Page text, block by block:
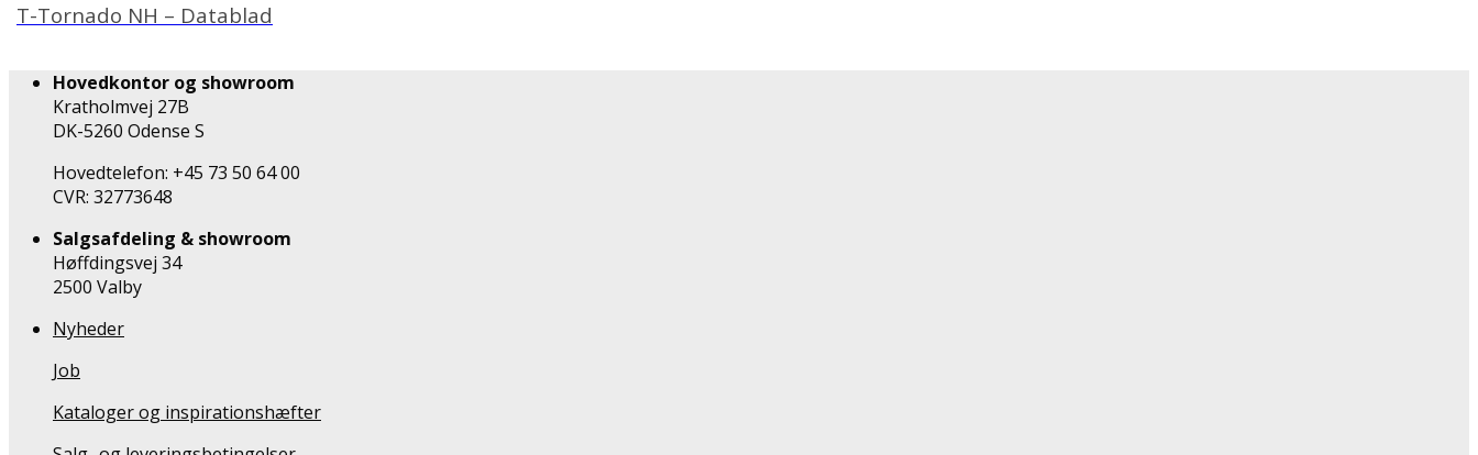
T-Tornado NH – Datablad
Hovedkontor og showroom
Kratholmvej 27B
DK-5260 Odense S
Hovedtelefon: +45 73 50 64 00
CVR: 32773648
Salgsafdeling & showroom
Høffdingsvej 34
2500 Valby
Nyheder
Job
Kataloger og inspirationshæfter